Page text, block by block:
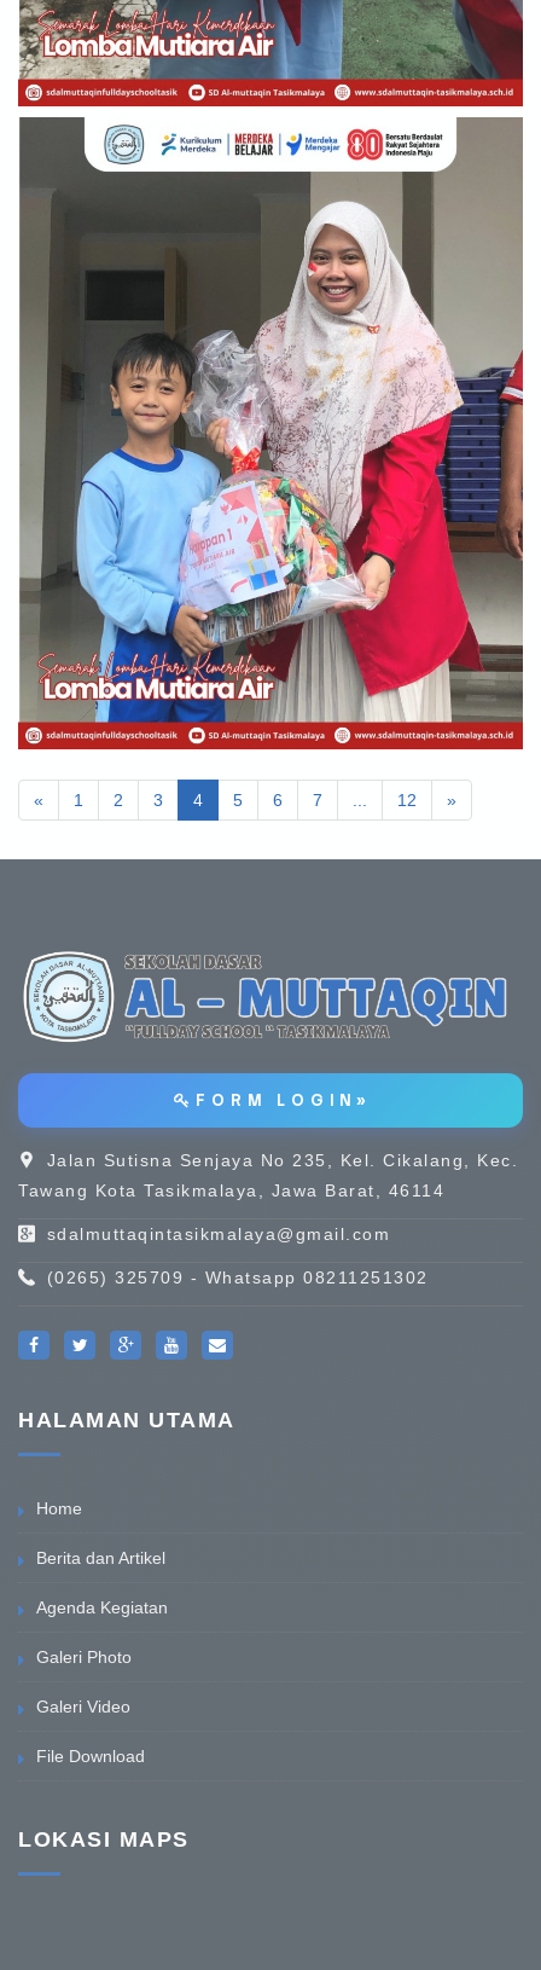
« 1 2 3 4 5 6 7 ... 12 »
F O R M L O G I N »
Jalan Sutisna Senjaya No 235, Kel. Cikalang, Kec.
Tawang Kota Tasikmalaya, Jawa Barat, 46114
sdalmuttaqintasikmalaya@gmail.com
(0265) 325709 - Whatsapp 08211251302
HALAMAN UTAMA
Home
Berita dan Artikel
Agenda Kegiatan
Galeri Photo
Galeri Video
File Download
LOKASI MAPS